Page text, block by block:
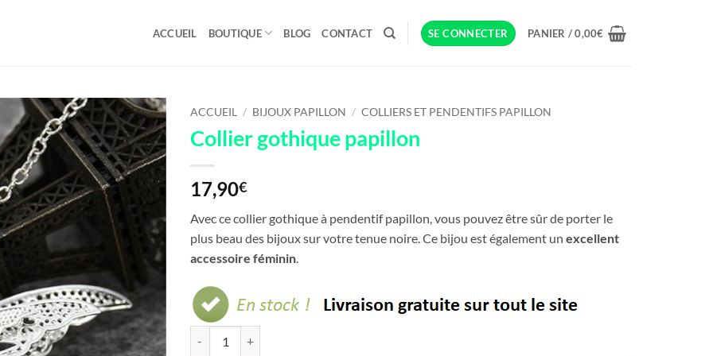
ACCUEIL BOUTIQUE BLOG CONTACT SE CONNECTER PANIER /0,00€
ACCUEIL / BIJOUX PAPILLON / COLLIERS ET PENDENTIFS PAPILLON
Collier gothique papillon
17,90€
Avec ce collier gothique à pendentif papillon, vous pouvez être sûr de porter le
plus beau des bijoux sur votre tenue noire. Ce bijou est également un excellent
accessoire féminin